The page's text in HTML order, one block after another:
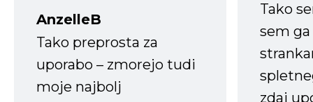
AnzelleB
Tako preprosta za
uporabo – zmorejo tudi
moje najbolj
Tako
sem
zdaj